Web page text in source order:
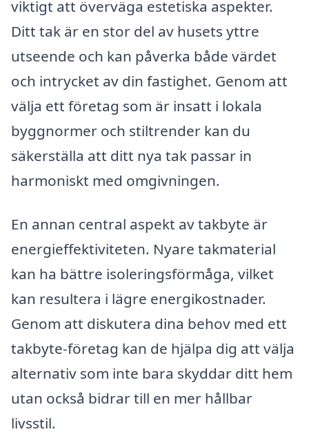
viktigt att överväga estetiska aspekter.
Ditt tak är en stor del av husets yttre
utseende och kan påverka både värdet
och intrycket av din fastighet. Genom att
välja ett företag som är insatt i lokala
byggnormer och stiltrender kan du
säkerställa att ditt nya tak passar in
harmoniskt med omgivningen.
En annan central aspekt av takbyte är
energieffektiviteten. Nyare takmaterial
kan ha bättre isoleringsförmåga, vilket
kan resultera i lägre energikostnader.
Genom att diskutera dina behov med ett
takbyte-företag kan de hjälpa dig att välja
alternativ som inte bara skyddar ditt hem
utan också bidrar till en mer hållbar
livsstil.